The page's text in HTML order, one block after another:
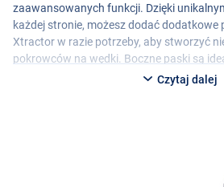
zaawansowanych funkcji. Dzięki
każdej stronie, możesz dodać dodatkowe
Xtractor w razie potrzeby, aby stworzyć
pokrowców na wędki. Boczne paski są
elementów takich jak podbierak, a druga
Czytaj dalej